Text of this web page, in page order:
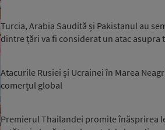
Turcia, Arabia Saudită și Pakistanul au
dintre țări va fi considerat un atac asupra
Atacurile Rusiei și Ucrainei în Marea
comerțul global
Premierul Thailandei promite înăsprirea